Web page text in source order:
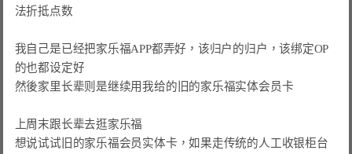
法折抵点数
我自己是已经把家乐福APP都弄好，该归户的归户，该绑定OP
的也都设定好
然後家里长辈则是继续用我给的旧的家乐福实体会员卡
上周末跟长辈去逛家乐福
想说试试旧的家乐福会员实体卡，如果走传统的人工收银柜台